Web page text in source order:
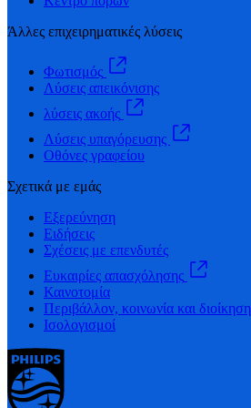
Άλλες επιχειρηματικές λύσεις
Φωτισμός
Λύσεις απεικόνισης
λύσεις ακοής
Λύσεις υπαγόρευσης
Οθόνες γραφείου
Σχετικά με εμάς
Εξερεύνηση
Ειδήσεις
Σχέσεις με επενδυτές
Ευκαιρίες απασχόλησης
Καινοτομία
Περιβάλλον, κοινωνία και διοίκηση
Ισολογισμοί